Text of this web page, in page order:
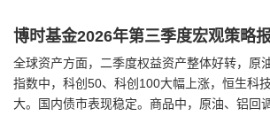
博时基金2026年第三季度宏观策略
全球资产方面，二季度权益资产整体好转，原
指数中，科创50、科创100大幅上涨，恒生科
大。国内债市表现稳定。商品中，原油、铝回